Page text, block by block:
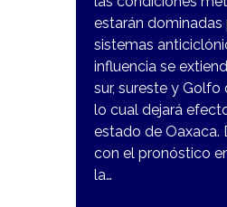
estarán dominadas
sistemas
influencia se
sur, sureste y Golfo
lo cual dejará
estado de Oaxaca.
con el pronóstico
la…